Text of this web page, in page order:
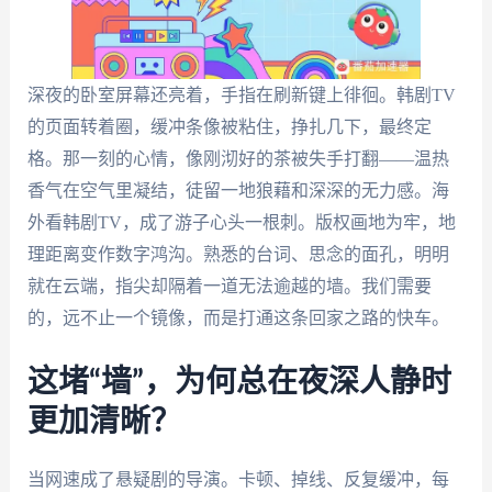
深夜的卧室屏幕还亮着，手指在刷新键上徘徊。韩剧TV
的页面转着圈，缓冲条像被粘住，挣扎几下，最终定
格。那一刻的心情，像刚沏好的茶被失手打翻——温热
香气在空气里凝结，徒留一地狼藉和深深的无力感。海
外看韩剧TV，成了游子心头一根刺。版权画地为牢，地
理距离变作数字鸿沟。熟悉的台词、思念的面孔，明明
就在云端，指尖却隔着一道无法逾越的墙。我们需要
的，远不止一个镜像，而是打通这条回家之路的快车。
这堵“墙”，为何总在夜深人静时
更加清晰？
当网速成了悬疑剧的导演。卡顿、掉线、反复缓冲，每